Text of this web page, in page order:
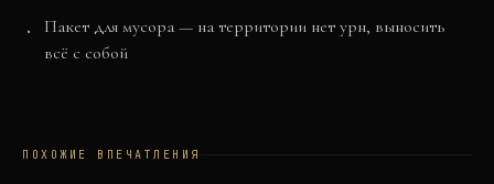
Пакет для мусора — на территории нет урн, выносить
всё с собой
ПОХОЖИЕ ВПЕЧАТЛЕНИЯ